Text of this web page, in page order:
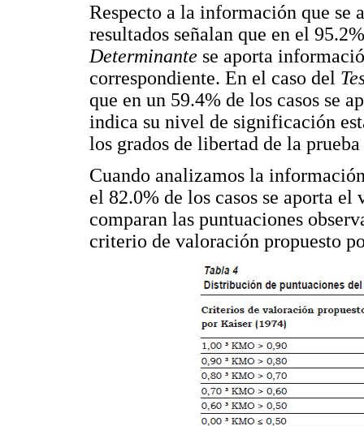
Respecto a la información que se
resultados señalan que en el
Determinante se aporta
correspondiente. En el caso del
que en un 59.4% de los casos se
indica su nivel de significación
los grados de libertad de la
Cuando analizamos la
el 82.0% de los casos se aporta
comparan las puntuaciones
criterio de valoración propuesto